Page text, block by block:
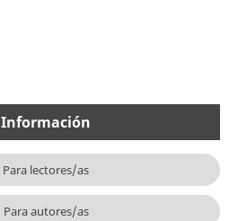
Información
Para lectores/as
Para autores/as